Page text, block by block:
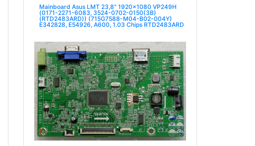
Mainboard Asus LMT 23,8" 1920x1080 VP249H
(0171-2271-6083, 3524-0702-0150(3B)
(RTD2483ARD)) (715G7588-M04-B02-004Y)
E342828, E54926, A600, 1.03 Chips RTD2483ARD